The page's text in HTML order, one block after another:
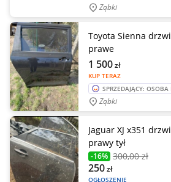
Ząbki
Toyota Sienna
prawe
KUP TERAZ
1 500zł
SPRZEDAJĄCY:
Ząbki
Jaguar XJ x351 drzwi tynie prawe -
prawy tył
-16% 300,00 zł
OGŁOSZENIE
250zł